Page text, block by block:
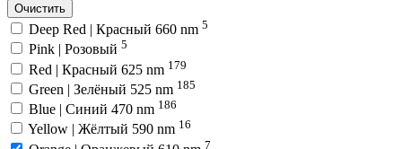
Очистить
Deep Red | Красный 660 nm 5
Pink | Розовый 5
Red | Красный 625 nm 179
Green | Зелёный 525 nm 185
Blue | Синий 470 nm 186
Yellow | Жёлтый 590 nm 16
7